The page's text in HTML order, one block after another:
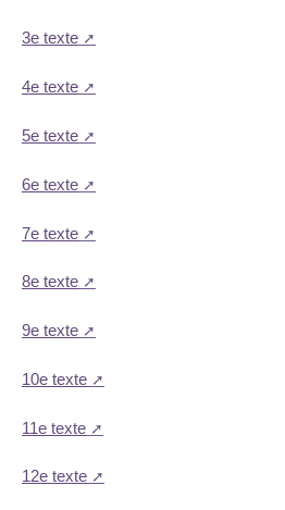
3e texte
4e texte
5e texte
6e texte
7e texte
8e texte
9e texte
10e texte
11e texte
12e texte